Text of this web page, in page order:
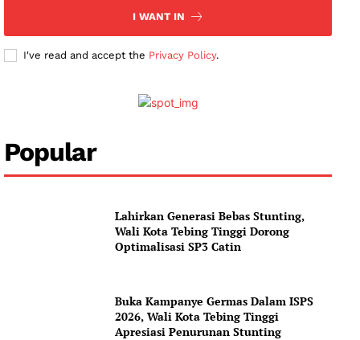
Subscription Plans
My account
I WANT IN
I've read and accept the Privacy Policy.
Popular
Lahirkan Generasi Bebas Stunting,
Wali Kota Tebing Tinggi Dorong
Optimalisasi SP3 Catin
Buka Kampanye Germas Dalam ISPS
2026, Wali Kota Tebing Tinggi
Apresiasi Penurunan Stunting